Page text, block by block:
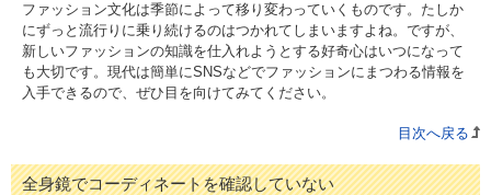
ファッション文化は季節によって移り変わっていくものです。たしか
にずっと流行りに乗り続けるのはつかれてしまいますよね。ですが、
新しいファッションの知識を仕入れようとする好奇心はいつになって
も大切です。現代は簡単にSNSなどでファッションにまつわる情報を
入手できるので、ぜひ目を向けてみてください。
目次へ戻る
全身鏡でコーディネートを確認していない